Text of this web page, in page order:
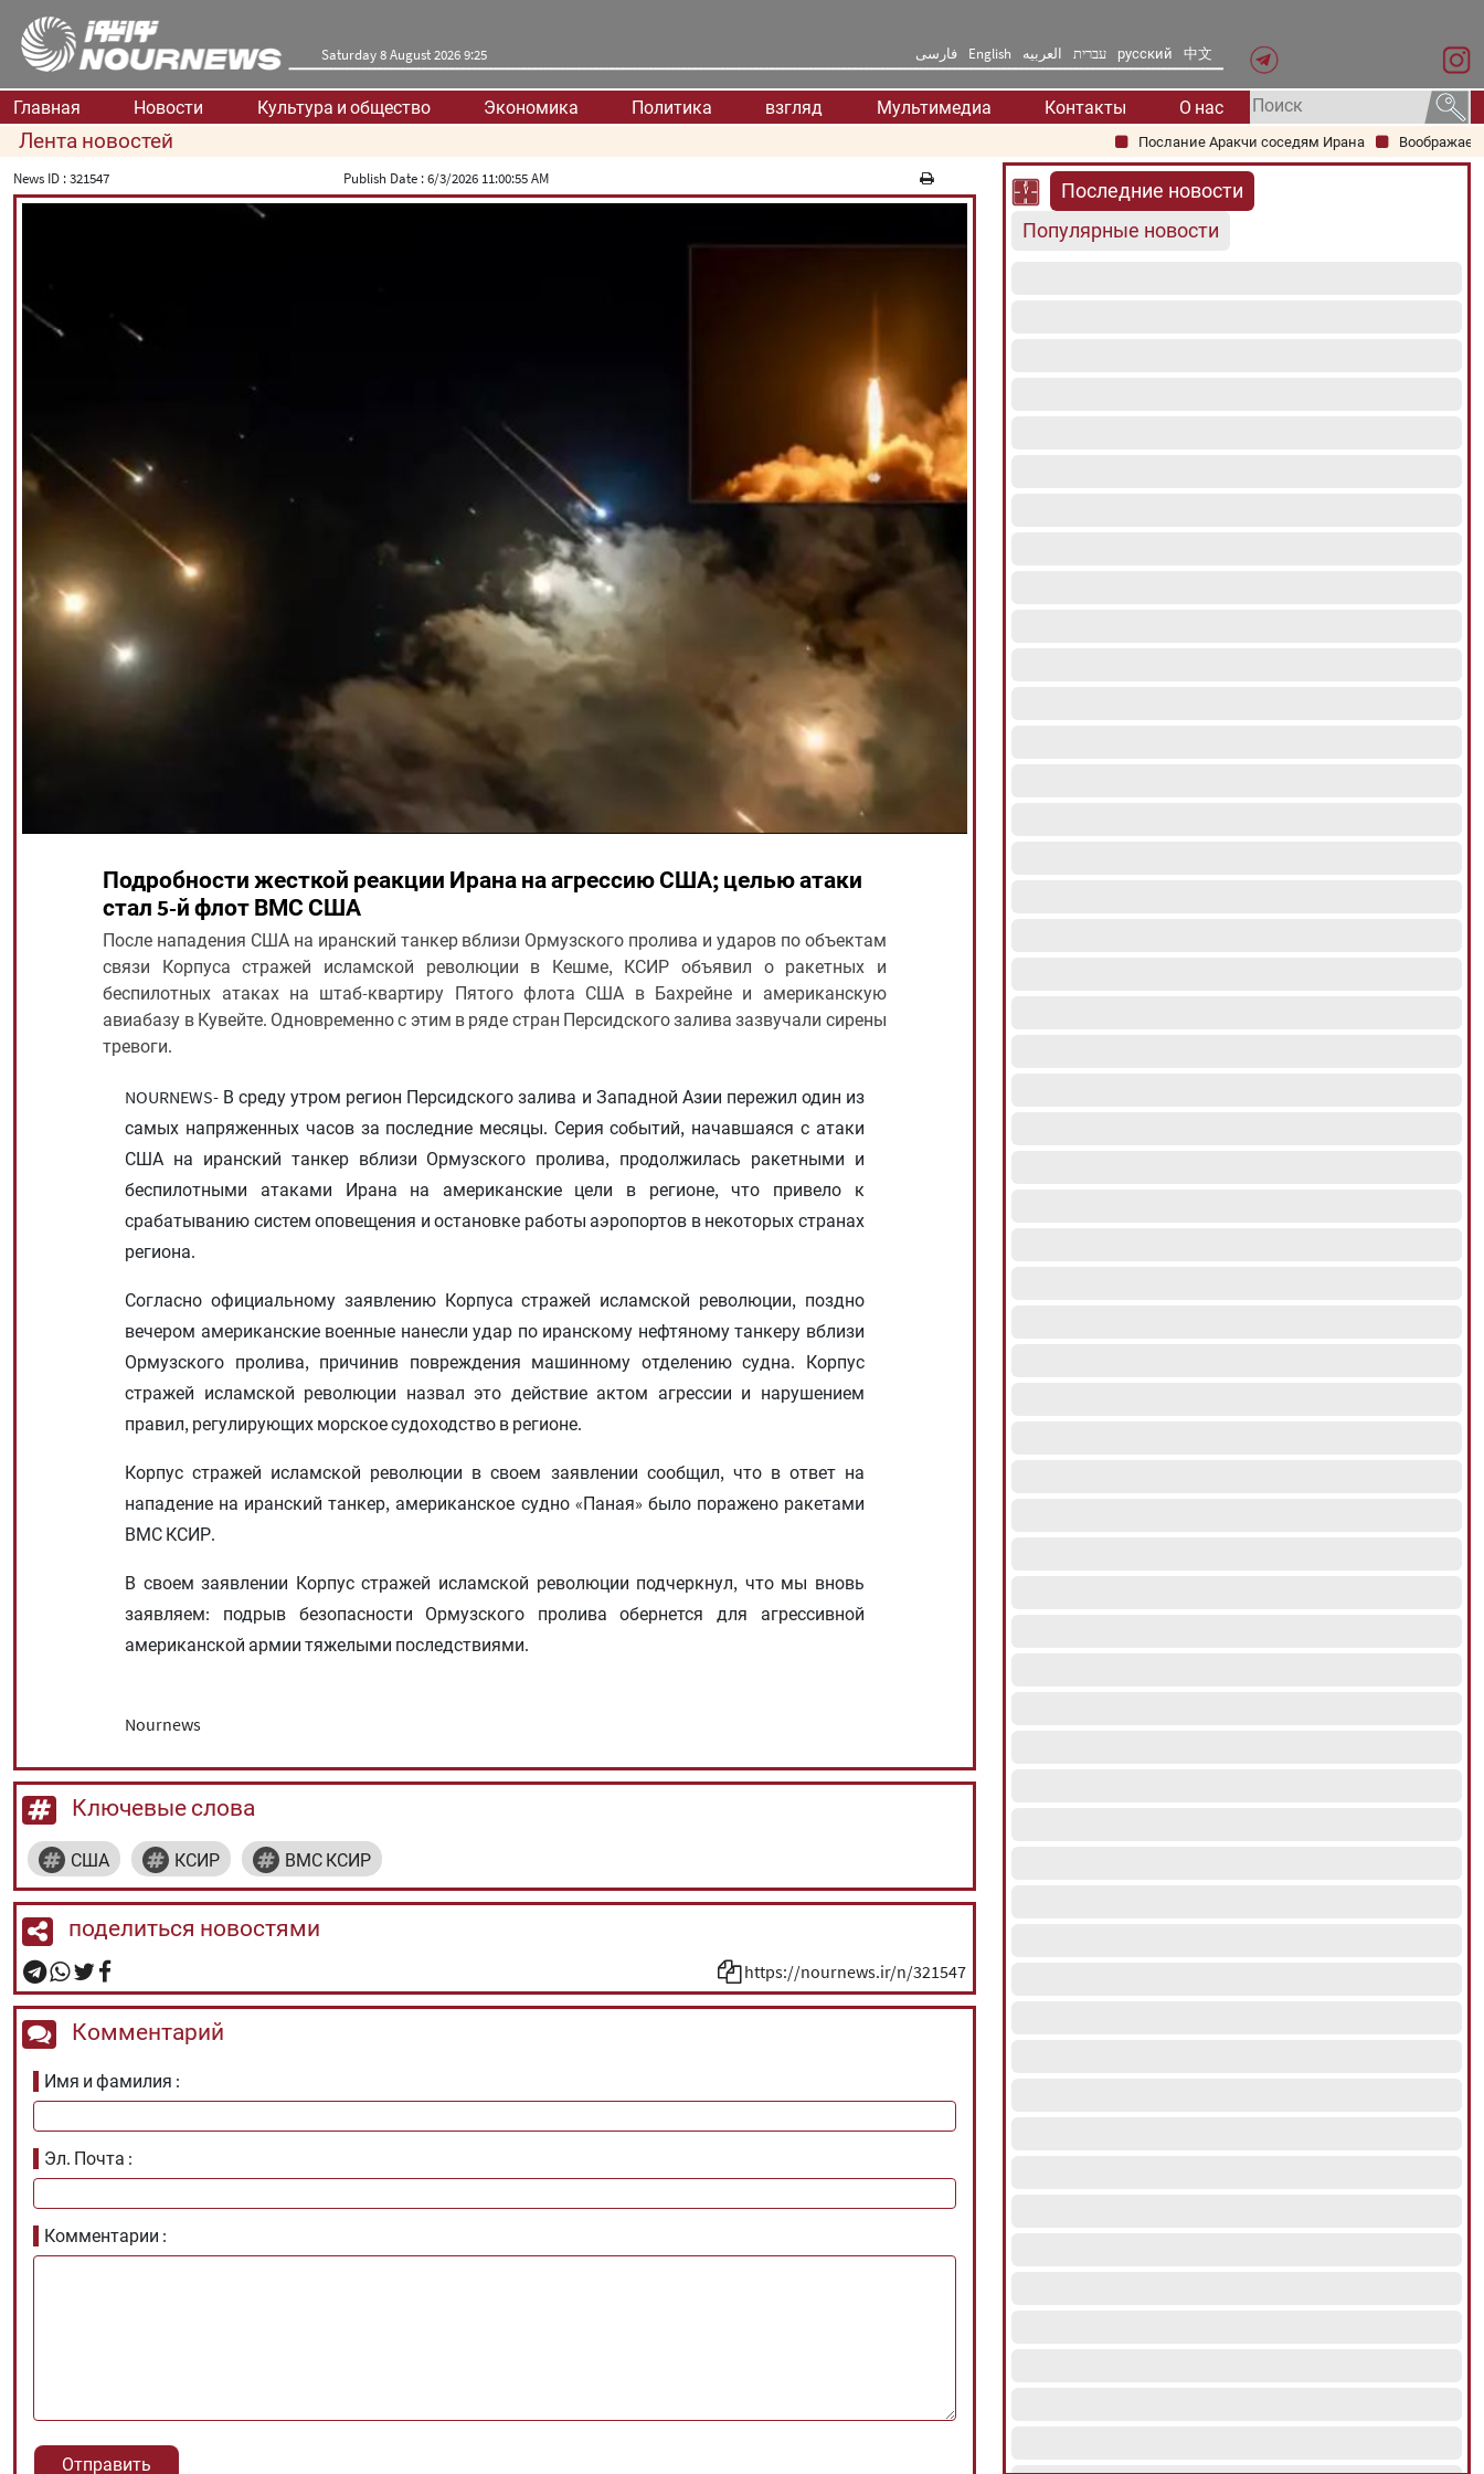
Saturday 8 August 2026 9:25 فارسی English العربیه עברית русский 中文
Главная Новости Культура и общество Экономика Политика взгляд Мультимедиа Контакты О нас
Лента новостей Послание Аракчи соседям Ирана
Воображаемое
News ID :321547 Publish Date :6/3/2026 11:00:55 AM
Подробности жесткой реакции Ирана на агрессию США; целью атаки
стал 5-й флот ВМС США
После нападения США на иранский танкер вблизи Ормузского пролива и ударов по объектам
связи Корпуса стражей исламской революции в Кешме, КСИР объявил о ракетных и
беспилотных атаках на штаб-квартиру Пятого флота США в Бахрейне и американскую
авиабазу в Кувейте. Одновременно с этим в ряде стран Персидского залива зазвучали сирены
тревоги.
NOURNEWS- В среду утром регион Персидского залива и Западной Азии пережил один из
самых напряженных часов за последние месяцы. Серия событий, начавшаяся с атаки
США на иранский танкер вблизи Ормузского пролива, продолжилась ракетными и
беспилотными атаками Ирана на американские цели в регионе, что привело к
срабатыванию систем оповещения и остановке работы аэропортов в некоторых странах
региона.
Согласно официальному заявлению Корпуса стражей исламской революции, поздно
вечером американские военные нанесли удар по иранскому нефтяному танкеру вблизи
Ормузского пролива, причинив повреждения машинному отделению судна. Корпус
стражей исламской революции назвал это действие актом агрессии и нарушением
правил, регулирующих морское судоходство в регионе.
Корпус стражей исламской революции в своем заявлении сообщил, что в ответ на
нападение на иранский танкер, американское судно «Паная» было поражено ракетами
ВМС КСИР.
В своем заявлении Корпус стражей исламской революции подчеркнул, что мы вновь
заявляем: подрыв безопасности Ормузского пролива обернется для агрессивной
американской армии тяжелыми последствиями.
Nournews
Ключевые слова
США КСИР ВМС КСИР
поделиться новостями
https://nournews.ir/n/321547
Комментарий
Имя и фамилия
Эл. Почта
Комментарии
Последние новости
Популярные новости